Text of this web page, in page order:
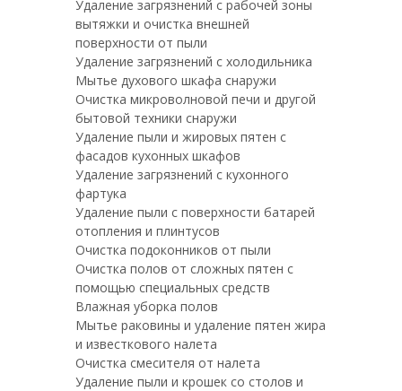
Удаление загрязнений с рабочей зоны
вытяжки и очистка внешней
поверхности от пыли
Удаление загрязнений с холодильника
Мытье духового шкафа снаружи
Очистка микроволновой печи и другой
бытовой техники снаружи
Удаление пыли и жировых пятен с
фасадов кухонных шкафов
Удаление загрязнений с кухонного
фартука
Удаление пыли с поверхности батарей
отопления и плинтусов
Очистка подоконников от пыли
Очистка полов от сложных пятен с
помощью специальных средств
Влажная уборка полов
Мытье раковины и удаление пятен жира
и известкового налета
Очистка смесителя от налета
Удаление пыли и крошек со столов и